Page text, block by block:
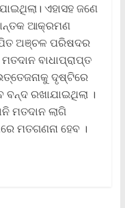
ଏହାସହ ଜଣେ
ଆକ୍ରମଣ
ଅଞ୍ଚଳ ପରିଷଦର
ବାଧାପ୍ରାପ୍ତ
ଦୃଷ୍ଟିରେ
ବନ୍ଦ ରଖାଯାଇଥିଲା ।
ମତଦାନ ଲାଗି
ମତଗଣନା ହେବ ।